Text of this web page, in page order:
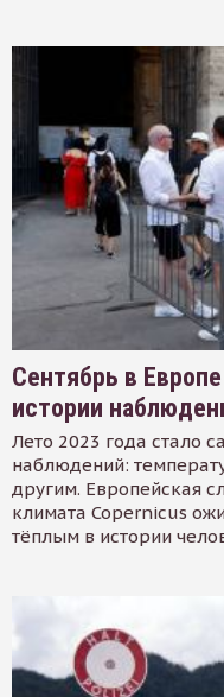
Сентябрь в
истории
Лето 2023 года стало
наблюдений:
другим. Европейская
климата Copernicus
тёплым в истории